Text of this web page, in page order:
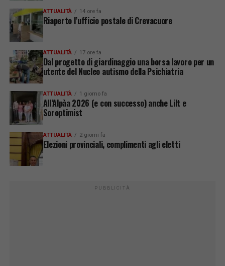
ATTUALITÀ 14 ore fa
Riaperto l’ufficio postale di Crevacuore
ATTUALITÀ 17 ore fa
Dal progetto di giardinaggio una borsa lavoro per un
utente del Nucleo autismo della Psichiatria
ATTUALITÀ 1 giorno fa
All’Alpàa 2026 (e con successo) anche Lilt e
Soroptimist
ATTUALITÀ 2 giorni fa
Elezioni provinciali, complimenti agli eletti
PUBBLICITÀ